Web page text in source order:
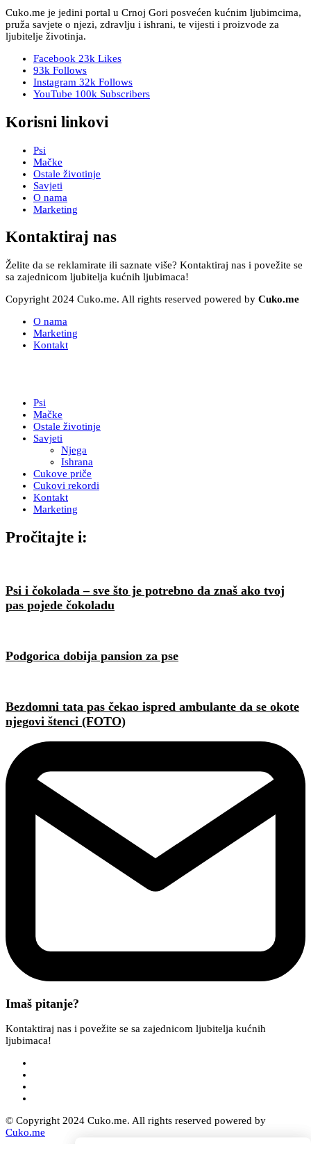
Cuko.me je jedini portal u Crnoj Gori posvećen kućnim ljubimcima,
pruža savjete o njezi, zdravlju i ishrani, te vijesti i proizvode za
ljubitelje životinja.
Facebook 23k Likes
93k Follows
Instagram 32k Follows
YouTube 100k Subscribers
Korisni linkovi
Psi
Mačke
Ostale životinje
Savjeti
O nama
Marketing
Kontaktiraj nas
Želite da se reklamirate ili saznate više? Kontaktiraj nas i povežite se
sa zajednicom ljubitelja kućnih ljubimaca!
Copyright 2024 Cuko.me. All rights reserved powered by Cuko.me
O nama
Marketing
Kontakt
Psi
Mačke
Ostale životinje
Savjeti
Njega
Ishrana
Cukove priče
Cukovi rekordi
Kontakt
Marketing
Pročitajte i:
Psi i čokolada – sve što je potrebno da znaš ako tvoj
pas pojede čokoladu
Podgorica dobija pansion za pse
Bezdomni tata pas čekao ispred ambulante da se okote
njegovi štenci (FOTO)
Imaš pitanje?
Kontaktiraj nas i povežite se sa zajednicom ljubitelja kućnih
ljubimaca!
© Copyright 2024 Cuko.me. All rights reserved powered by
Cuko.me